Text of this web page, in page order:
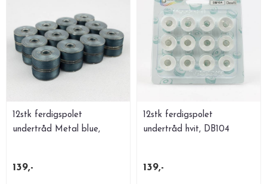
12stk ferdigspolet
undertråd Metal blue,
139,-
12stk ferdigspolet
undertråd hvit, DB104
139,-